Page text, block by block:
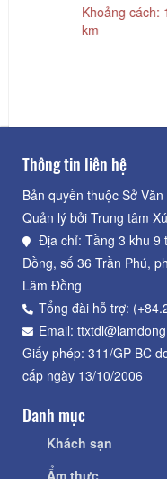
Khoảng cách:
km
Thông tin liên hệ
Bản quyền thuộc Sở
Quản lý bởi Trung tâm
Địa chỉ: Tầng 3 khu 9
Đồng, số 36 Trần Phú,
Lâm Đồng
Tổng đài hỗ trợ:
Email:
Giấy phép: 311/GP-BC
cấp ngày 13/10/2006
Danh mục
Khách sạn
Ẩm thực